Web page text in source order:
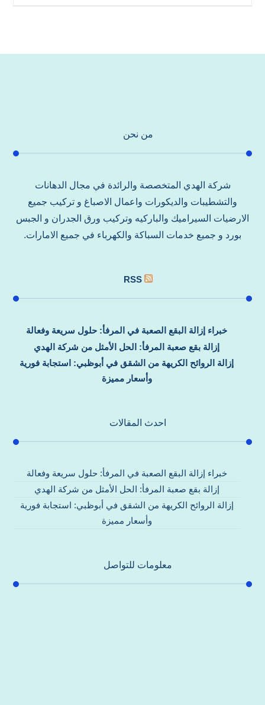
من نحن
شركة الهدي المتخصصة والرائدة في مجال الدهانات
والتشطيبات والديكورات واعمال الاصباغ و تركيب جميع
الارضيات السيراميك والباركيه وتركيب ورق الجدران و الجبس
بورد و جميع خدمات السباكة والكهرباء في جميع الامارات.
RSS
خبراء إزالة البقع الصعبة في المرفأ: حلول سريعة وفعالة
إزالة بقع صعبة المرفأ: الحل الأمثل من شركة الهدي
إزالة الروائح الكريهة من الشقق في أبوظبي: استجابة فورية
وأسعار مميزة
احدث المقالات
خبراء إزالة البقع الصعبة في المرفأ: حلول سريعة وفعالة
إزالة بقع صعبة المرفأ: الحل الأمثل من شركة الهدي
إزالة الروائح الكريهة من الشقق في أبوظبي: استجابة فورية
وأسعار مميزة
معلومات للتواصل